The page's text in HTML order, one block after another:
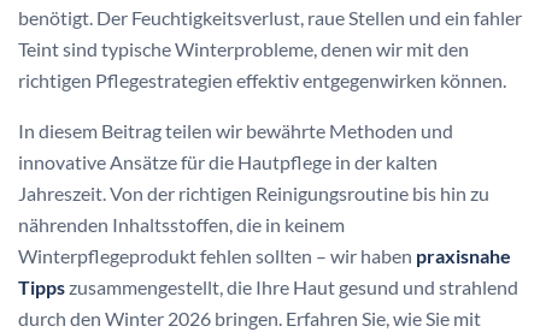
benötigt. Der Feuchtigkeitsverlust, raue Stellen und ein fahler
Teint sind typische Winterprobleme, denen wir mit den
richtigen Pflegestrategien effektiv entgegenwirken können.
In diesem Beitrag teilen wir bewährte Methoden und
innovative Ansätze für die Hautpflege in der kalten
Jahreszeit. Von der richtigen Reinigungsroutine bis hin zu
nährenden Inhaltsstoffen, die in keinem
Winterpflegeprodukt fehlen sollten – wir haben praxisnahe
Tippszusammengestellt, die Ihre Haut gesund und strahlend
durch den Winter 2026 bringen. Erfahren Sie, wie Sie mit